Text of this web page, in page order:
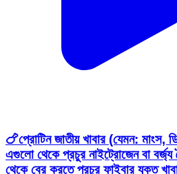
🍗প্রোটিন জাতীয় খাবার (যেমন:
এগুলো থেকে প্রচুর নাইট্রোজেন বা
থেকে বের করতে প্রচুর ফাইবার যুক্ত